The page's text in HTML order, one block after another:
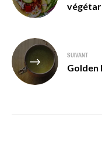
l’article
SUIVANT
Golden